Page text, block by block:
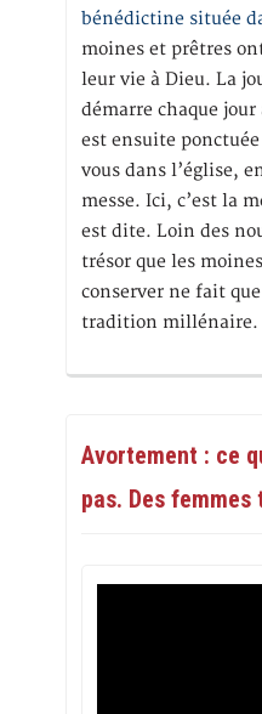
bénédictine située
moines et prêtres
leur vie à Dieu. La
démarre chaque
est ensuite
vous dans l’église,
messe. Ici, c’est la
est dite. Loin des
trésor que les
conserver ne fait
tradition millénaire.
Avortement : ce
pas. Des